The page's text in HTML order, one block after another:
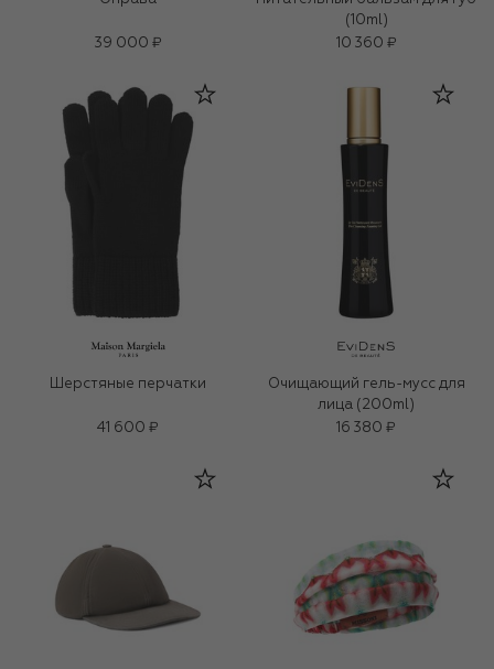
39 000 ₽
(10ml)
10 360 ₽
Шерстяные перчатки
41 600 ₽
Очищающий гель-мусс для
лица (200ml)
16 380 ₽